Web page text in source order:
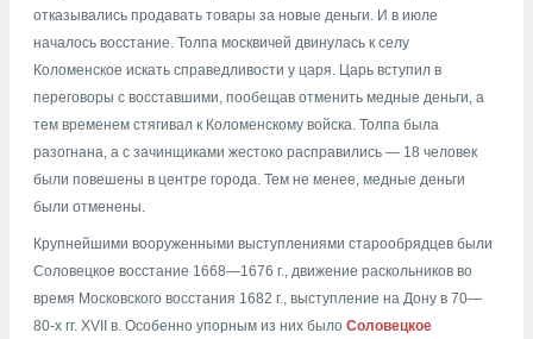
отказывались продавать товары за новые деньги. И в июле
началось восстание. Толпа москвичей двинулась к селу
Коломенское искать справедливости у царя. Царь вступил в
переговоры с восставшими, пообещав отменить медные деньги, а
тем временем стягивал к Коломенскому войска. Толпа была
разогнана, а с зачинщиками жестоко расправились — 18 человек
были повешены в центре города. Тем не менее, медные деньги
были отменены.
Крупнейшими вооруженными выступлениями старообрядцев были
Соловецкое восстание 1668—1676 г., движение раскольников во
время Московского восстания 1682 г., выступление на Дону в 70—
80-х гг. XVII в. Особенно упорным из них было Соловецкое